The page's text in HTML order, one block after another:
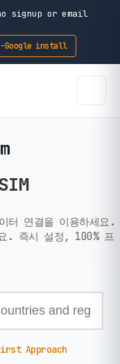
signup or email
Google install
터 연결을 이용하세요.
. 즉시 설정, 100% 프
Approach